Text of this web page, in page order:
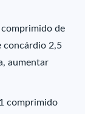
comprimido de
concárdio 2,5
aumentar
comprimido